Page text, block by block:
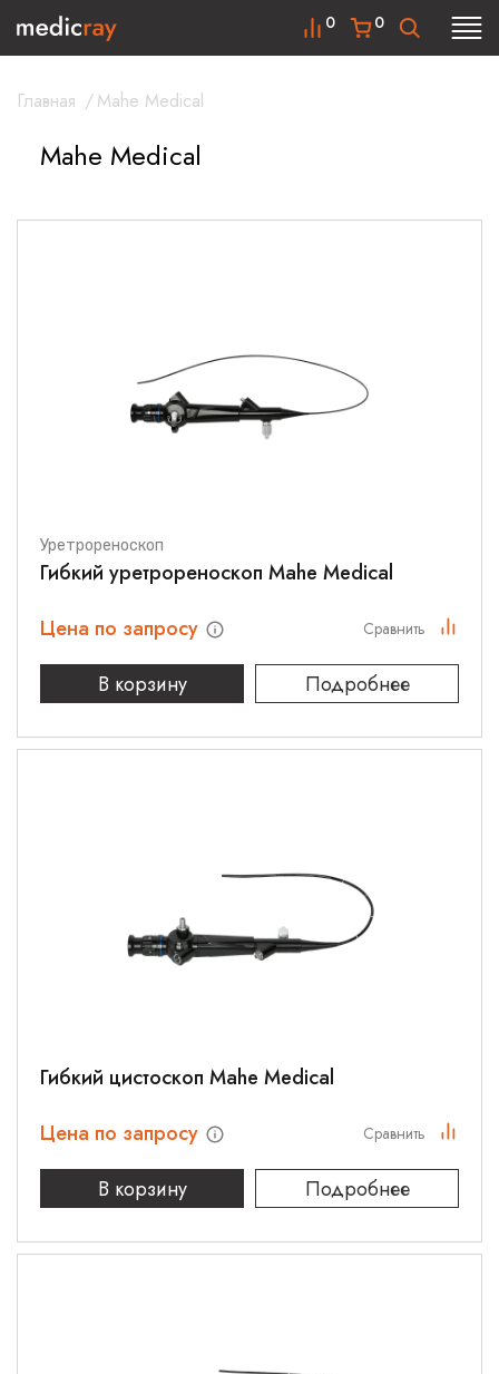
0
0
Главная /Mahe Medical
Mahe Medical
Уретрореноскоп
Гибкий уретрореноскоп Mahe Medical
Цена по запросу
В корзину
Подробнее
Сравнить
Гибкий цистоскоп Mahe Medical
Цена по запросу
В корзину
Подробнее
Сравнить